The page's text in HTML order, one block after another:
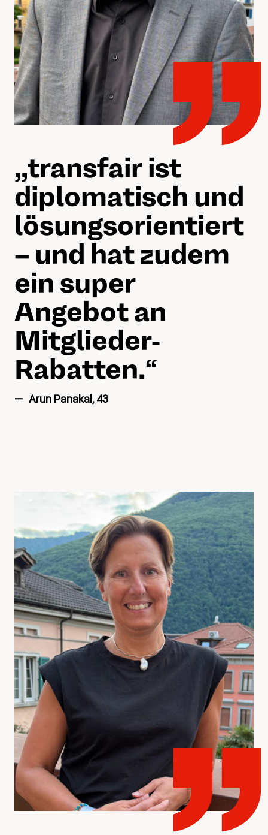
„„transfair ist
diplomatisch und
lösungsorientiert
– und hat zudem
ein super
Angebot an
Mitglieder-
Rabatten.“
Arun Panakal, 43